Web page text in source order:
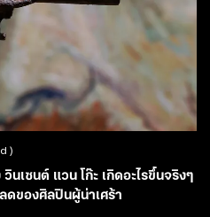
)
เซนต์ แวน โก๊ะ เกิดอะไรขึ้นจริงๆ
ดของศิลปินผู้น่าเศร้า